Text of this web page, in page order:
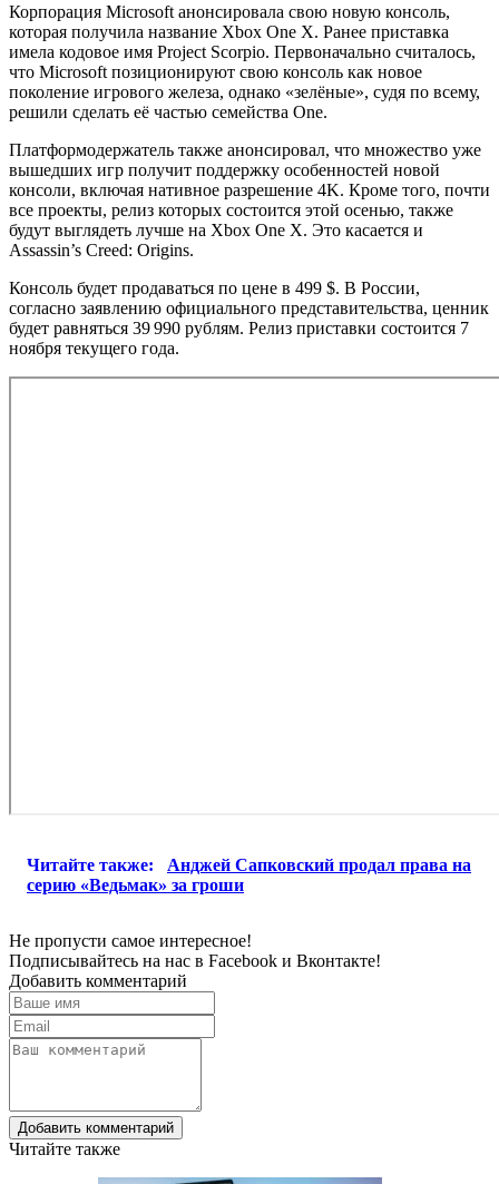
Корпорация Microsoft анонсировала свою новую консоль,
которая получила название Xbox One X. Ранее приставка
имела кодовое имя Project Scorpio. Первоначально считалось,
что Microsoft позиционируют свою консоль как новое
поколение игрового железа, однако «зелёные», судя по всему,
решили сделать её частью семейства One.
Платформодержатель также анонсировал, что множество уже
вышедших игр получит поддержку особенностей новой
консоли, включая нативное разрешение 4K. Кроме того, почти
все проекты, релиз которых состоится этой осенью, также
будут выглядеть лучше на Xbox One X. Это касается и
Assassin’s Creed: Origins.
Консоль будет продаваться по цене в 499 $. В России,
согласно заявлению официального представительства, ценник
будет равняться 39 990 рублям. Релиз приставки состоится 7
ноября текущего года.
Читайте также:
Анджей Сапковский продал права на
серию «Ведьмак» за гроши
Не пропусти самое интересное!
Подписывайтесь на нас в Facebook и Вконтакте!
Добавить комментарий
Добавить комментарий
Читайте также